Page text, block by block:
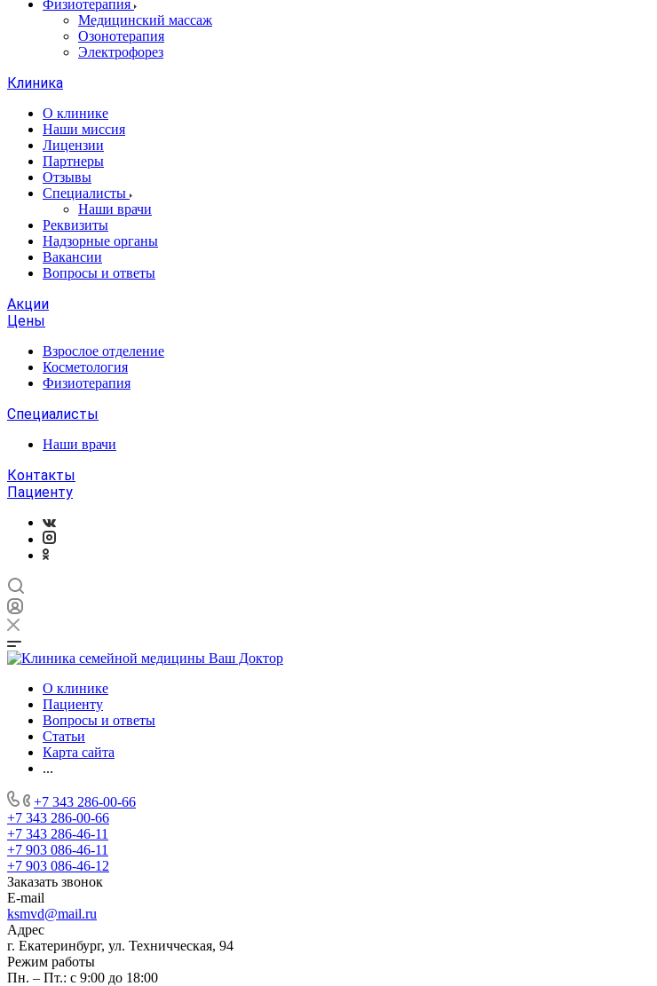
Физиотерапия
Медицинский массаж
Озонотерапия
Электрофорез
Клиника
О клинике
Наши миссия
Лицензии
Партнеры
Отзывы
Специалисты
Наши врачи
Реквизиты
Надзорные органы
Вакансии
Вопросы и ответы
Акции
Цены
Взрослое отделение
Косметология
Физиотерапия
Специалисты
Наши врачи
Контакты
Пациенту
О клинике
Пациенту
Вопросы и ответы
Статьи
Карта сайта
...
+7 343 286-00-66
+7 343 286-00-66
+7 343 286-46-11
+7 903 086-46-11
+7 903 086-46-12
Заказать звонок
E-mail
ksmvd@mail.ru
Адрес
г. Екатеринбург, ул. Техничческая, 94
Режим работы
Пн. – Пт.: с 9:00 до 18:00